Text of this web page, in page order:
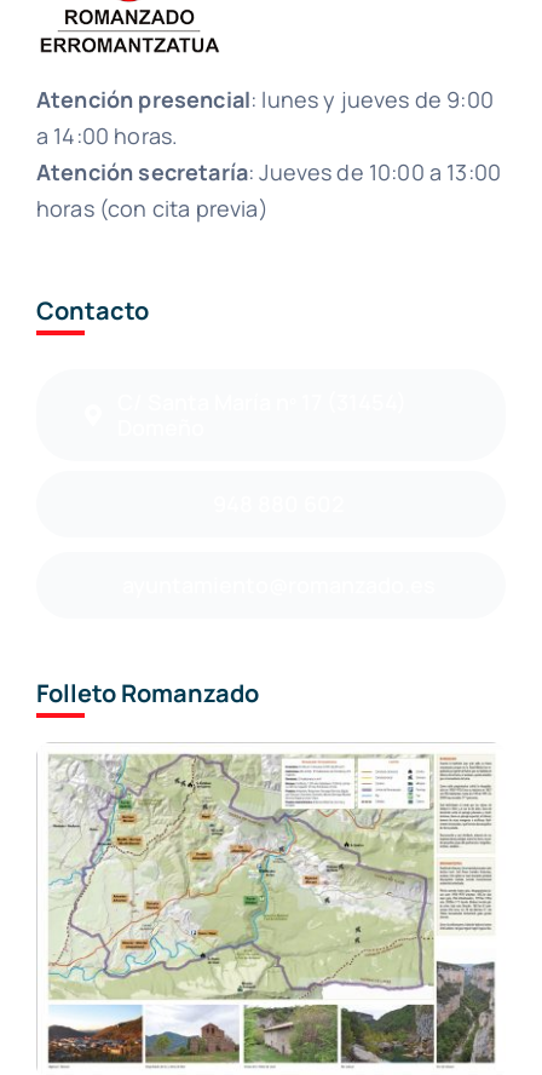
Atención presencial: lunes y jueves de 9:00
a 14:00 horas.
Atención secretaría: Jueves de 10:00 a 13:00
horas (con cita previa)
Contacto
Folleto Romanzado